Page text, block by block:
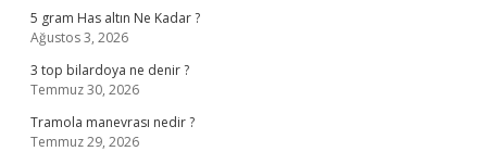
5 gram Has altın Ne Kadar ?
Ağustos 3, 2026
3 top bilardoya ne denir ?
Temmuz 30, 2026
Tramola manevrası nedir ?
Temmuz 29, 2026